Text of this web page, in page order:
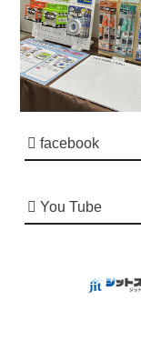
facebook
You Tube